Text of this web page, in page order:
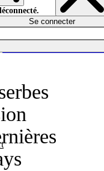
Se connecter